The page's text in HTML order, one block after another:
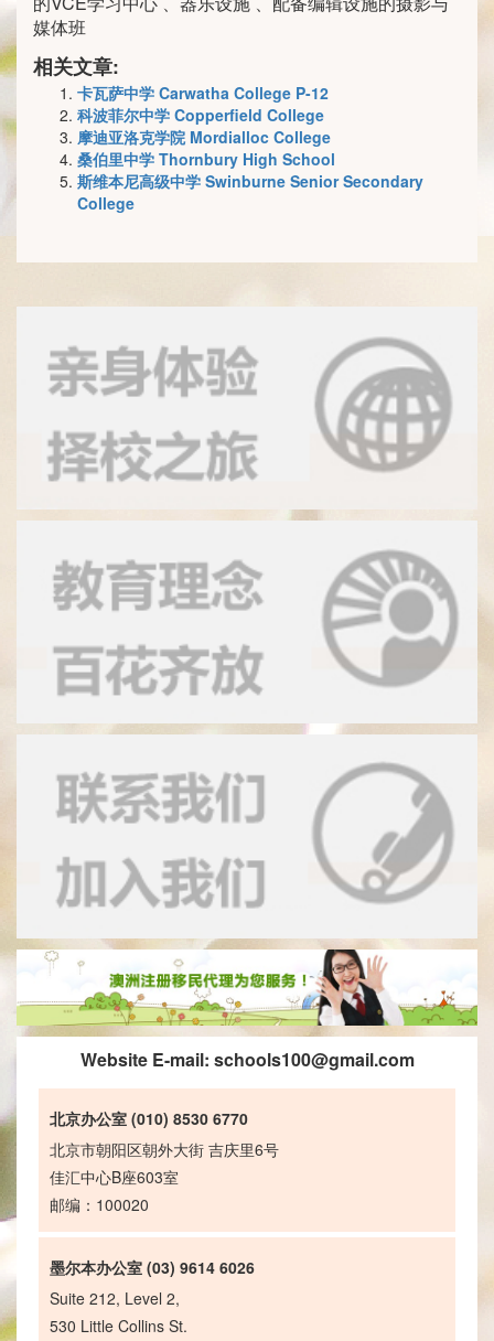
媒体班
相关文章:
卡瓦萨中学 Carwatha College P-12
科波菲尔中学 Copperfield College
摩迪亚洛克学院 Mordialloc College
桑伯里中学 Thornbury High School
斯维本尼高级中学 Swinburne Senior Secondary
College
Website E-mail: schools100@gmail.com
北京办公室 (010) 8530 6770
北京市朝阳区朝外大街 吉庆里6号
佳汇中心B座603室
邮编：100020
墨尔本办公室 (03) 9614 6026
Suite 212, Level 2,
530 Little Collins St.